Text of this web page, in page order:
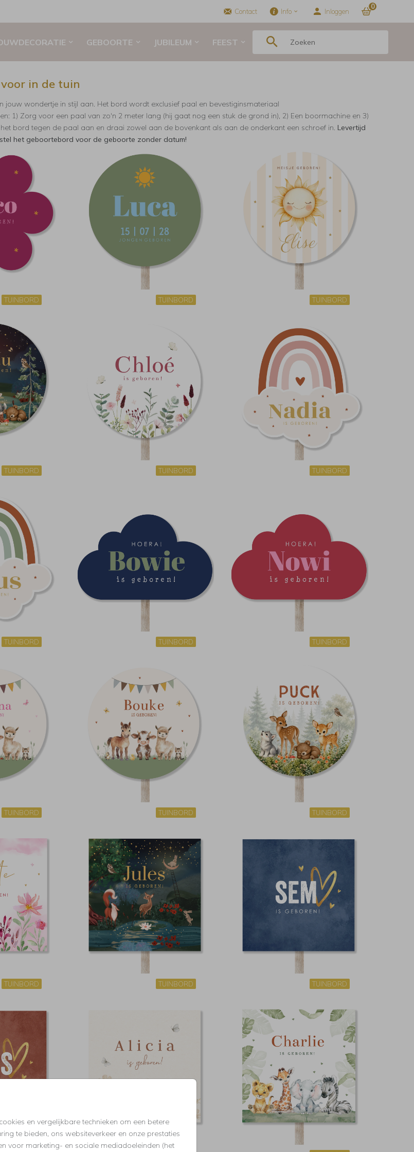
Contact Info Inloggen
0
GEBOORTE JUBILEUM FEEST
en vergelijkbare technieken om een betere
te bieden, ons websiteverkeer en onze prestaties
voor marketing- en sociale mediadoeleinden (het
in de tuin
jouw wondertje in stijl aan. Het bord wordt exclusief paal en bevestiginsmateriaal
1) Zorg voor een paal van zo'n 2 meter lang (hij gaat nog een stuk de grond in), 2) Een boormachine en 3)
bord tegen de paal aan en draai zowel aan de bovenkant als aan de onderkant een schroef in. Levertijd
het geboortebord voor de geboorte zonder datum!
TUINBORD TUINBORD TUINBORD
TUINBORD TUINBORD TUINBORD
TUINBORD TUINBORD TUINBORD
TUINBORD TUINBORD TUINBORD
TUINBORD TUINBORD TUINBORD